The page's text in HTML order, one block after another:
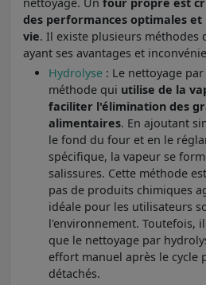
des performances optimales
vie. Il existe plusieurs méthodes
ayant ses avantages et
Hydrolyse : Le nettoyage
méthode qui utilise de la
faciliter l'élimination des
alimentaires. En ajoutant
le fond du four et en le
spécifique, la vapeur se
salissures. Cette méthode
pas de produits chimiques
idéale pour les utilisateurs
l'environnement. Toutefois,
que le nettoyage par
effort manuel après le cycle
détachés.